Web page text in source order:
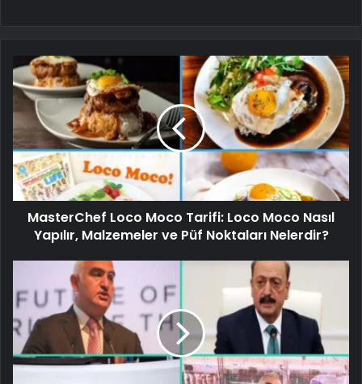
MasterChef Loco Moco Tarifi: Loco Moco Nasıl
Yapılır, Malzemeler ve Püf Noktaları Nelerdir?